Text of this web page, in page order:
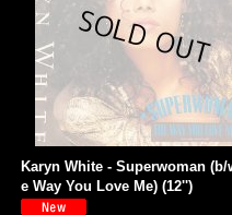
Karyn White - Superwoman (b/
e Way You Love Me) (12'')